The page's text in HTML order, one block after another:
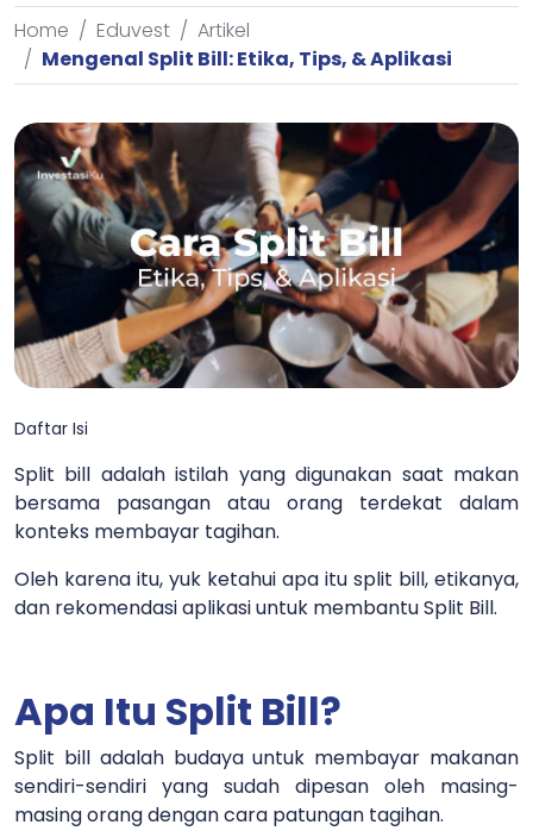
Home Eduvest
Artikel
Mengenal Split Bill: Etika, Tips, & Aplikasi
Daftar Isi
Split bill adalah istilah yang digunakan saat makan
bersama pasangan atau orang terdekat dalam
konteks membayar tagihan.
Oleh karena itu, yuk ketahui apa itu split bill, etikanya,
dan rekomendasi aplikasi untuk membantu Split Bill.
Apa Itu Split Bill?
Split bill adalah budaya untuk membayar makanan
sendiri-sendiri yang sudah dipesan oleh masing-
masing orang dengan cara patungan tagihan.